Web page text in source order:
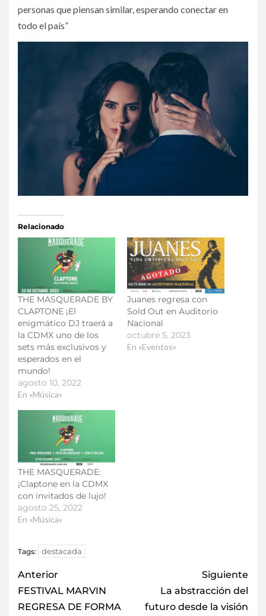
personas que piensan similar, esperando conectar en
todo el país”
Relacionado
THE MASQUERADE BY
CLAPTONE ¡El
enigmático DJ traerá a
la CDMX uno de los
sets más exclusivos y
esperados en el
mundo!
agosto 10, 2022
En «Música»
Juanes regresa con
Sold Out en Auditorio
Nacional
octubre 5, 2023
En «Eventos»
THE MASQUERADE:
¡Claptone en la CDMX
con invitados de lujo!
agosto 25, 2022
En «Música»
Tags: destacada
Anterior
FESTIVAL MARVIN
REGRESA DE FORMA
Siguiente
La abstracción del
futuro desde la visión